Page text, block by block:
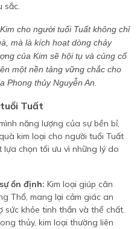
sắc.
cho người tuổi Tuất không chỉ
mà là kích hoạt dòng chảy
của Kim sẽ hội tụ và củng cố
một nền tảng vững chắc cho
Phong thủy Nguyễn An.
Tuất
năng lượng của sự bền bỉ,
kim loại cho người tuổi Tuất
chọn tối ưu vì những lý do
ổn định: Kim loại giúp cân
Thổ, mang lại cảm giác an
sức khỏe tinh thần và thể chất.
thủy, kim loại thường liên